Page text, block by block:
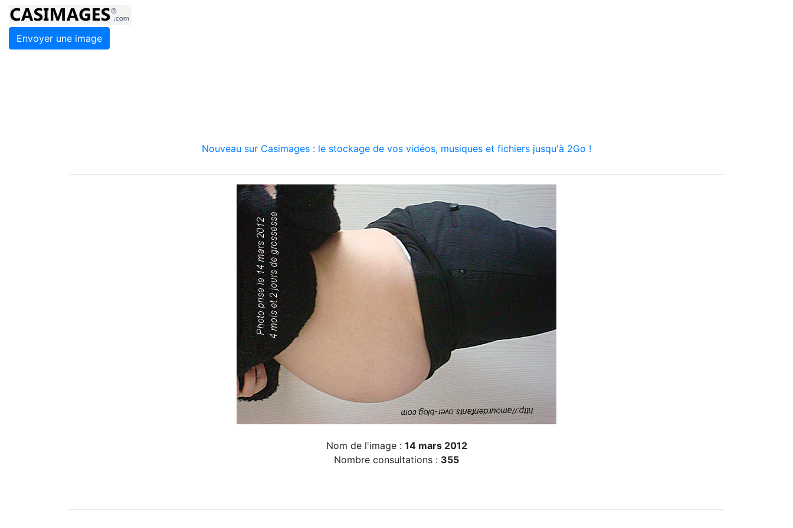
Envoyer une image
Nouveau sur Casimages : le stockage de vos vidéos, musiques et fichiers jusqu'à 2Go !
Nom de l'image : 14 mars 2012
Nombre consultations : 355